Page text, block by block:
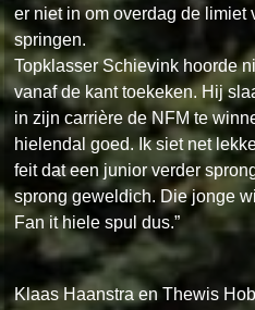
er niet in om overdag de limiet
springen.
Topklasser Schievink hoorde
vanaf de kant toekeken. Hij
in zijn carrière de NFM te
hielendal goed. Ik siet net
feit dat een junior verder
sprong geweldich. Die jonge
Fan it hiele spul dus.”
Klaas Haanstra en Thewis